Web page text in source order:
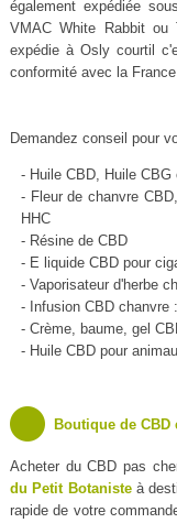
également expédiée
VMAC White Rabbit ou
expédie à Osly courtil
conformité avec la
Demandez conseil pour
- Huile CBD, Huile CBG
- Fleur de chanvre
HHC
- Résine de CBD
- E liquide CBD pour
- Vaporisateur d'herbe
- Infusion CBD chanvre
- Crème, baume, gel
- Huile CBD pour
Boutique de
Acheter du CBD pas
du Petit Botanisteà
rapide de votre